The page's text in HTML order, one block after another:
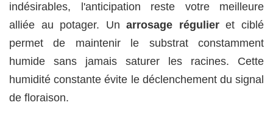
indésirables, l'anticipation reste votre meilleure
alliée au potager. Unarrosage régulieret ciblé
permet de maintenir le substrat constamment
humide sans jamais saturer les racines. Cette
humidité constante évite le déclenchement du signal
de floraison.